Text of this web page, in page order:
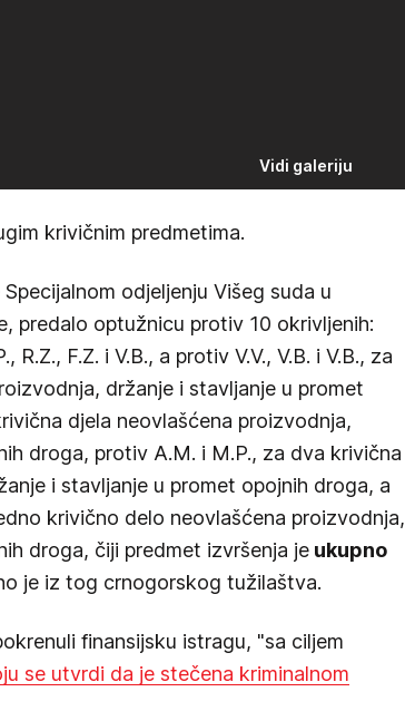
Vidi galeriju
krivičnim predmetima.
odjeljenju Višeg suda u
predalo optužnicu protiv 10 okrivljenih:
R.Z., F.Z. i V.B., a protiv V.V., V.B. i V.B., za
držanje i stavljanje u promet
djela neovlašćena proizvodnja,
droga, protiv A.M. i M.P., za dva krivična
i stavljanje u promet opojnih droga, a
krivično delo neovlašćena proizvodnja,
droga, čiji predmet izvršenja je ukupno
je iz tog crnogorskog tužilaštva.
finansijsku istragu, "sa ciljem
se utvrdi da je stečena kriminalnom